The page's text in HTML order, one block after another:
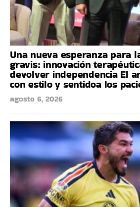
Una nueva esperanza para
gravis: innovación
devolver independencia El
con estilo y sentidoa los
agosto 6, 2026